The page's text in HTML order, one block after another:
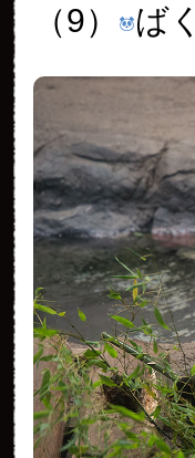
（9） ば